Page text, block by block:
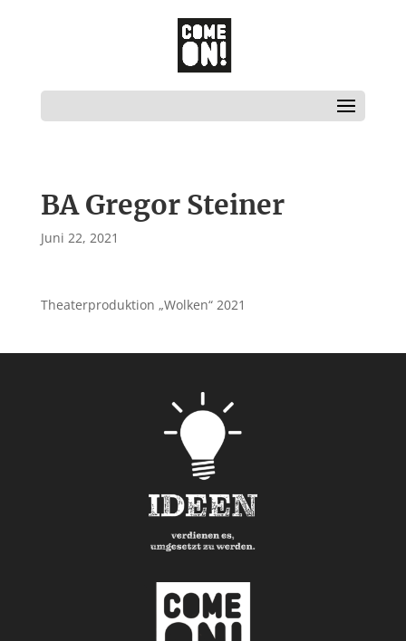
BA Gregor Steiner
Juni 22, 2021
Theaterproduktion „Wolken“ 2021